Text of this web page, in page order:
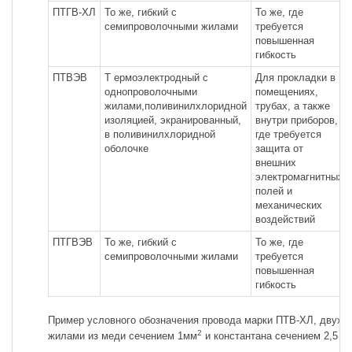
ПТГВ-ХЛ
То же, гибкий с
семипроволочными жилами
То же, где
требуется
повышенная
гибкость
ПТВЭВ
Т ермоэлектродный с
однопроволочными
жилами,поливинилхлоридной
изоляцией, экранированный,
в поливинилхлоридной
оболочке
Для прокладки в
помещениях,
трубах, а также
внутри приборов,
где требуется
защита от
внешних
электромагнитных
полей и
механических
воздействий
ПТГВЭВ
То же, гибкий с
семипроволочными жилами
То же, где
требуется
повышенная
гибкость
Пример условного обозначения провода марки ПТВ-ХЛ,
жилами из меди сечением 1мм2 и константана сечением 2,5